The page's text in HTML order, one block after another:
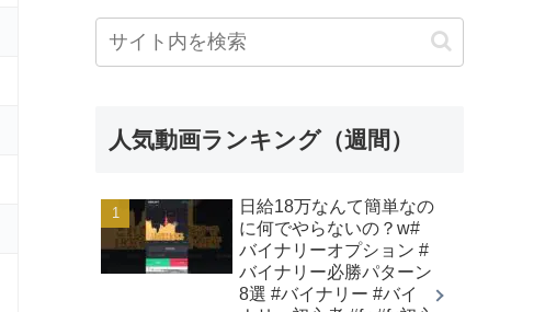
人気動画ランキング（週間）
日給18万なんて簡単なの
に何でやらないの？w#
バイナリーオプション #
バイナリー必勝パターン
8選 #バイナリー #バイ